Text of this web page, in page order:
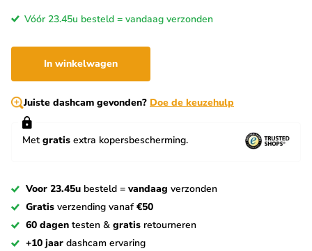
Vóór 23.45u besteld = vandaag verzonden
In winkelwagen
Juiste dashcam gevonden? Doe de keuzehulp
Met gratis extra kopersbescherming.
Voor 23.45u besteld = vandaag verzonden
Gratis verzending vanaf €50
60 dagen testen & gratis retourneren
+10 jaar dashcam ervaring